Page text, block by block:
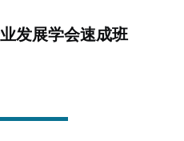
发展学会速成班